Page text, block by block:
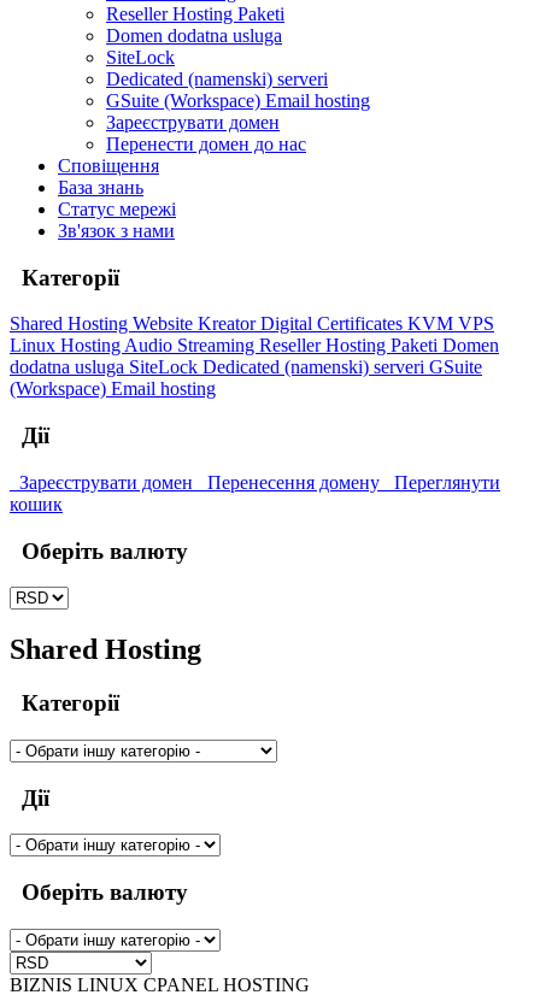
Reseller Hosting Paketi
Domen dodatna usluga
SiteLock
Dedicated (namenski) serveri
GSuite (Workspace) Email hosting
Зареєструвати домен
Перенести домен до нас
Сповіщення
База знань
Статус мережі
Зв'язок з нами
Категорії
Shared Hosting Website KreatorDigital Certificates KVM VPS
Linux HostingAudio Streaming Reseller Hosting Paketi Domen
dodatna usluga SiteLock Dedicated (namenski) serveri GSuite
(Workspace) Email hosting
Дії
Зареєструвати домен Перенесення домену
Переглянути
кошик
Оберіть валюту
Shared Hosting
Категорії
Дії
Оберіть валюту
BIZNIS LINUX CPANEL HOSTING